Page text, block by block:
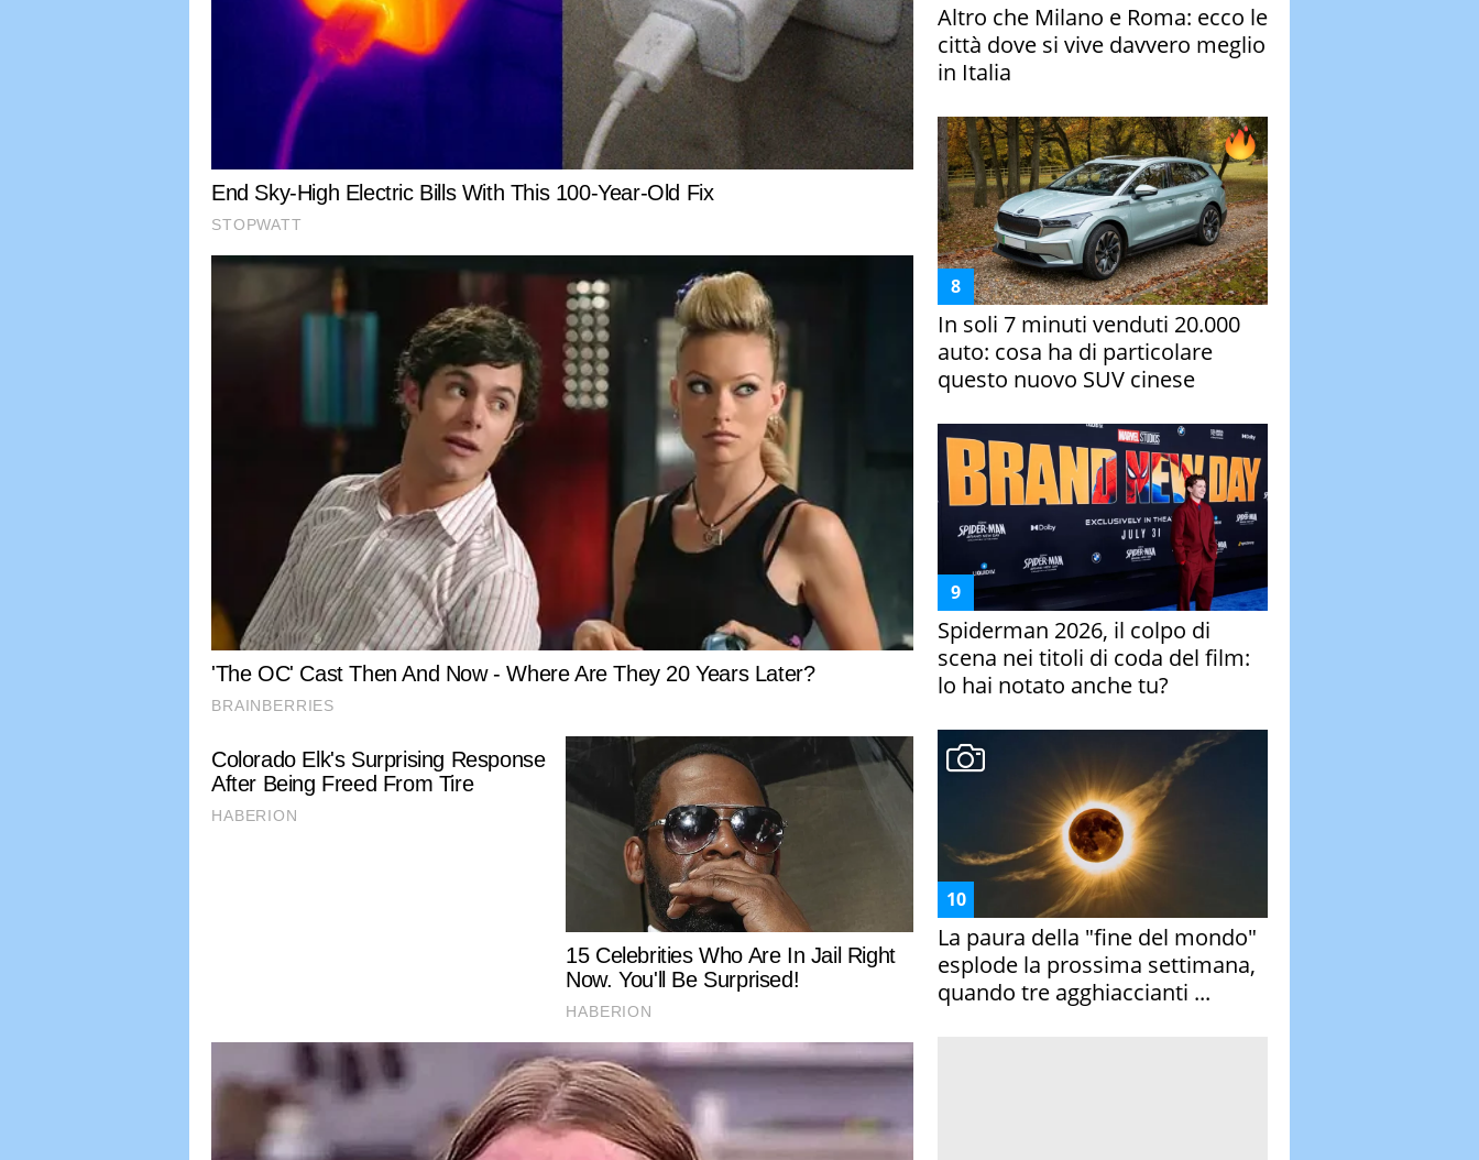
Altro che Milano e Roma: ecco le
città dove si vive davvero meglio
in Italia
In soli 7 minuti venduti 20.000
auto: cosa ha di particolare
questo nuovo SUV cinese
Spiderman 2026, il colpo di
scena nei titoli di coda del film:
lo hai notato anche tu?
La paura della "fine del mondo"
esplode la prossima settimana,
quando tre agghiaccianti ...